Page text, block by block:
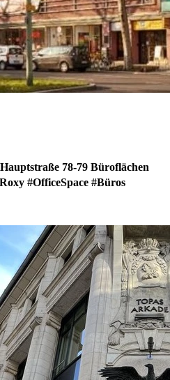
78-79 Büroflächen
#OfficeSpace #Büros